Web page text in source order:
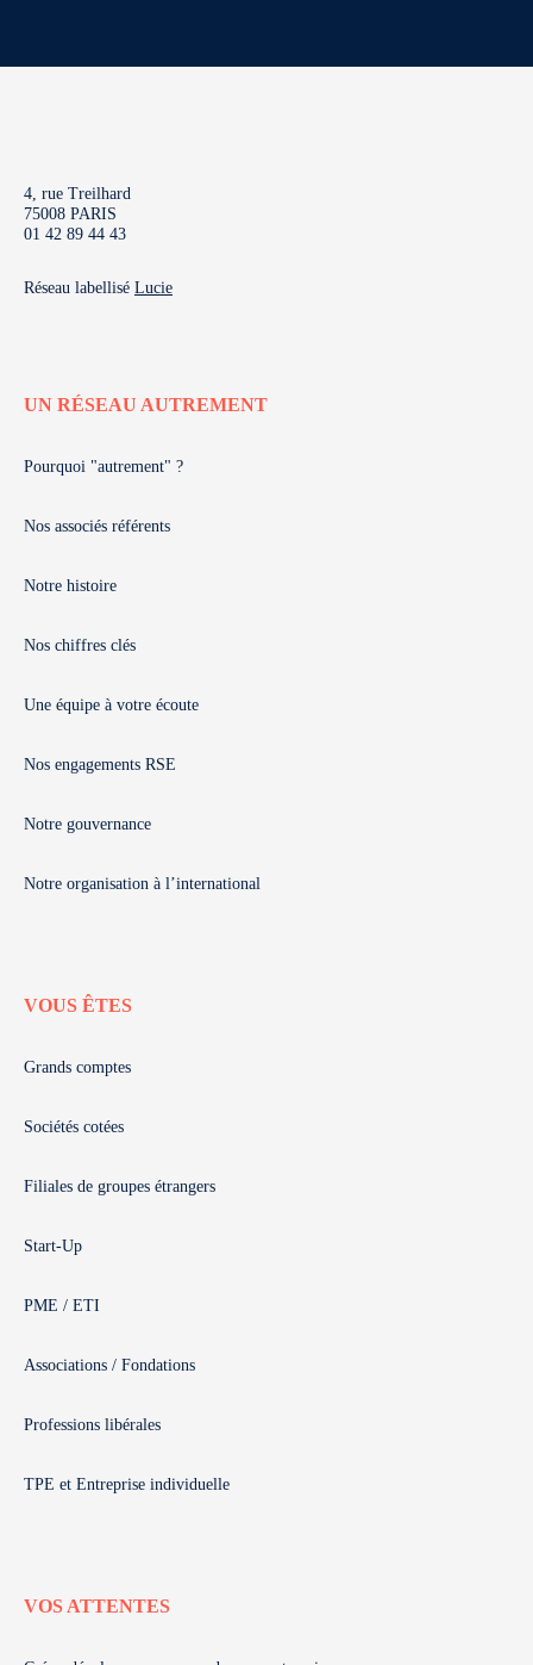
4, rue Treilhard
75008 PARIS
01 42 89 44 43
Réseau labellisé Lucie
UN RÉSEAU AUTREMENT
Pourquoi "autrement" ?
Nos associés référents
Notre histoire
Nos chiffres clés
Une équipe à votre écoute
Nos engagements RSE
Notre gouvernance
Notre organisation à l’international
VOUS ÊTES
Grands comptes
Sociétés cotées
Filiales de groupes étrangers
Start-Up
PME / ETI
Associations / Fondations
Professions libérales
TPE et Entreprise individuelle
VOS ATTENTES